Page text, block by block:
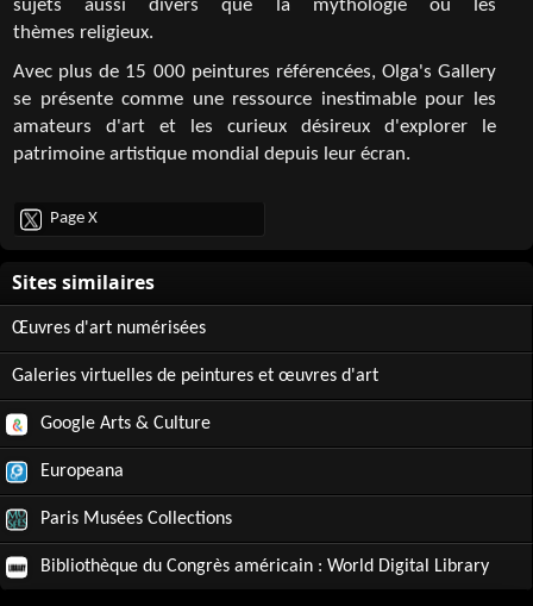
sujets aussi divers que la mythologie ou les
thèmes religieux.
Avec plus de 15 000 peintures référencées, Olga's Gallery
se présente comme une ressource inestimable pour les
amateurs d'art et les curieux désireux d'explorer le
patrimoine artistique mondial depuis leur écran.
Page X
Œuvres d'art numérisées
Galeries virtuelles de peintures et œuvres d'art
Google Arts & Culture
Europeana
Paris Musées Collections
Bibliothèque du Congrès américain : World Digital Library